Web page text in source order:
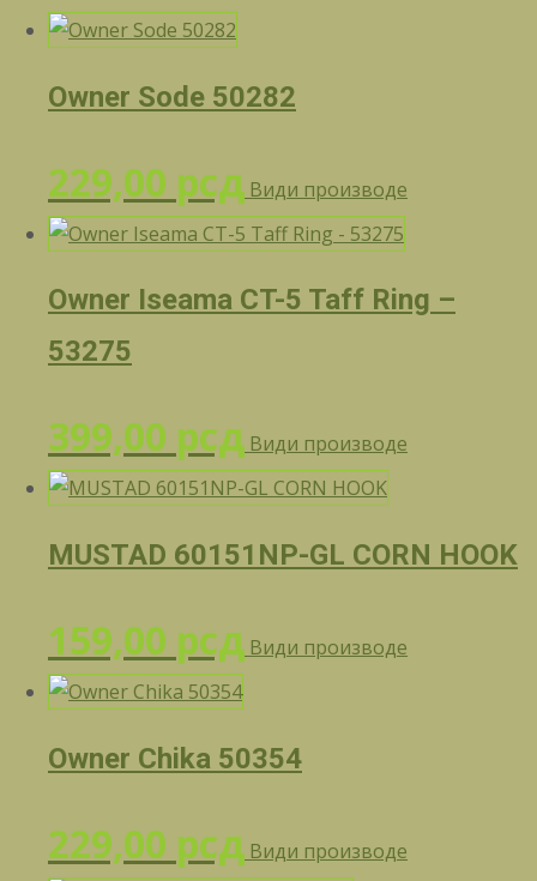
Owner Sode 50282
229,00 рсд Види производе
Owner Iseama CT-5 Taff Ring –
53275
399,00 рсд Види производе
MUSTAD 60151NP-GL CORN HOOK
159,00 рсд Види производе
Owner Chika 50354
229,00 рсд Види производе